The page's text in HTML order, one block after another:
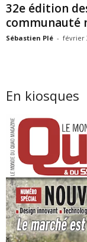
32e édition
communauté
Sébastien Plé - février
En kiosques